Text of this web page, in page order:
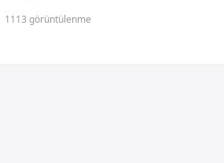
1113 görüntülenme